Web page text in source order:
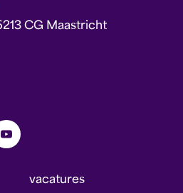
CG Maastricht
vacatures